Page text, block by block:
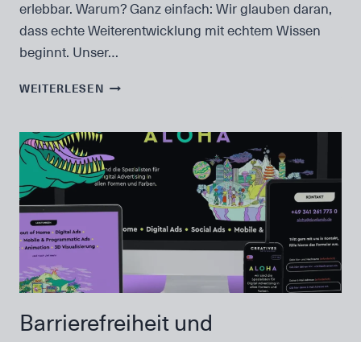
erlebbar. Warum? Ganz einfach: Wir glauben daran,
dass echte Weiterentwicklung mit echtem Wissen
beginnt. Unser…
WEITERLESEN UNSER
Barrierefreiheit und